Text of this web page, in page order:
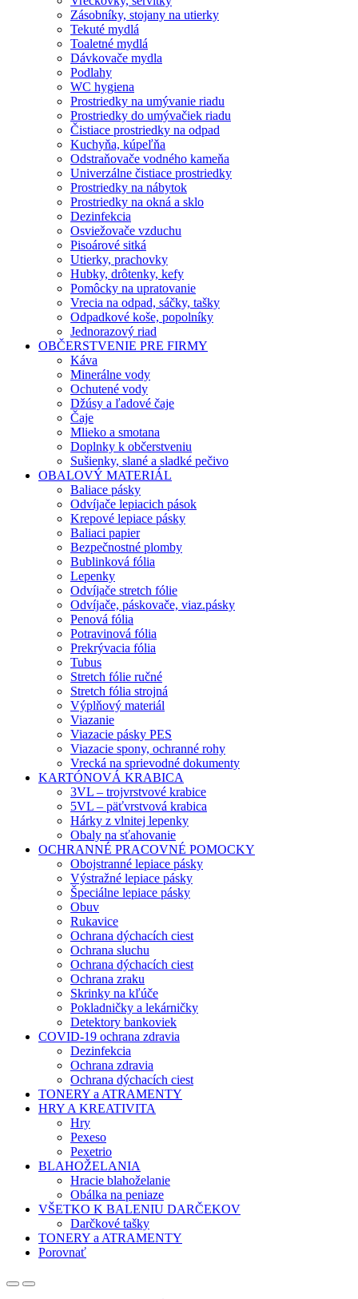
Zásobníky, stojany na utierky
Tekuté mydlá
Toaletné mydlá
Dávkovače mydla
Podlahy
WC hygiena
Prostriedky na umývanie riadu
Prostriedky do umývačiek riadu
Čistiace prostriedky na odpad
Kuchyňa, kúpeľňa
Odstraňovače vodného kameňa
Univerzálne čistiace prostriedky
Prostriedky na nábytok
Prostriedky na okná a sklo
Dezinfekcia
Osviežovače vzduchu
Pisoárové sitká
Utierky, prachovky
Hubky, drôtenky, kefy
Pomôcky na upratovanie
Vrecia na odpad, sáčky, tašky
Odpadkové koše, popolníky
Jednorazový riad
OBČERSTVENIE PRE FIRMY
Káva
Minerálne vody
Ochutené vody
Džúsy a ľadové čaje
Čaje
Mlieko a smotana
Doplnky k občerstveniu
Sušienky, slané a sladké pečivo
OBALOVÝ MATERIÁL
Baliace pásky
Odvíjače lepiacich pások
Krepové lepiace pásky
Baliaci papier
Bezpečnostné plomby
Bublinková fólia
Lepenky
Odvíjače stretch fólie
Odvíjače, páskovače, viaz.pásky
Penová fólia
Potravinová fólia
Prekrývacia fólia
Tubus
Stretch fólie ručné
Stretch fólia strojná
Výplňový materiál
Viazanie
Viazacie pásky PES
Viazacie spony, ochranné rohy
Vrecká na sprievodné dokumenty
KARTÓNOVÁ KRABICA
3VL – trojvrstvové krabice
5VL – päťvrstvová krabica
Hárky z vlnitej lepenky
Obaly na sťahovanie
OCHRANNÉ PRACOVNÉ POMOCKY
Obojstranné lepiace pásky
Výstražné lepiace pásky
Špeciálne lepiace pásky
Obuv
Rukavice
Ochrana dýchacích ciest
Ochrana sluchu
Ochrana dýchacích ciest
Ochrana zraku
Skrinky na kľúče
Pokladničky a lekárničky
Detektory bankoviek
COVID-19 ochrana zdravia
Dezinfekcia
Ochrana zdravia
Ochrana dýchacích ciest
TONERY a ATRAMENTY
HRY A KREATIVITA
Hry
Pexeso
Pexetrio
BLAHOŽELANIA
Hracie blahoželanie
Obálka na peniaze
VŠETKO K BALENIU DARČEKOV
Darčkové tašky
TONERY a ATRAMENTY
Porovnať
OpenClose